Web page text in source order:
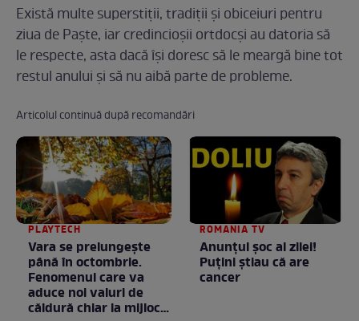
Există multe superstiții, tradiții și obiceiuri pentru
ziua de Paște, iar credincioșii ortdocși au datoria să
le respecte, asta dacă își doresc să le meargă bine tot
restul anului și să nu aibă parte de probleme.
Articolul continuă după recomandări
PLAYTECH
Vara se prelungeşte
până în octombrie.
Fenomenul care va
aduce noi valuri de
căldură chiar la mijlocul
ROMANIA TV
Anunţul şoc al zilei!
Puţini ştiau că are
cancer